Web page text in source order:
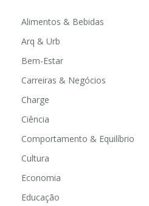
Alimentos & Bebidas
Arq & Urb
Bem-Estar
Carreiras & Negócios
Charge
Ciência
Comportamento & Equilíbrio
Cultura
Economia
Educação